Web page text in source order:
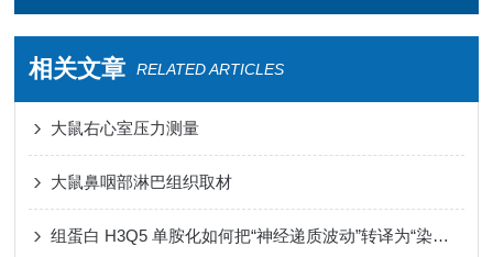
相关文章 RELATED ARTICLES
大鼠右心室压力测量
大鼠鼻咽部淋巴组织取材
组蛋白 H3Q5 单胺化如何把“神经递质波动”转译为“染色质节律”